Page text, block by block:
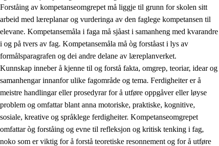
2.1 Sosial læring og utvikling
2.2 Kompetanse i faga
2.3 Grunnleggjande ferdigheiter
2.4 Å lære å lære
Tverrfaglege tema
Forståing av kompetanseomgrepet må liggje til grunn for skolen sitt
arbeid med læreplanar og vurderinga av den faglege kompetansen til
elevane. Kompetansemåla i faga må sjåast i samanheng med kvarandre
i og på tvers av fag. Kompetansemåla må òg forståast i lys av
formålsparagrafen og dei andre delane av læreplanverket.
Kunnskap inneber å kjenne til og forstå fakta, omgrep, teoriar, idear og
samanhengar innanfor ulike fagområde og tema. Ferdigheiter er å
meistre handlingar eller prosedyrar for å utføre oppgåver eller løyse
problem og omfattar blant anna motoriske, praktiske, kognitive,
sosiale, kreative og språklege ferdigheiter. Kompetanseomgrepet
omfattar òg forståing og evne til refleksjon og kritisk tenking i fag,
noko som er viktig for å forstå teoretiske resonnement og for å utføre